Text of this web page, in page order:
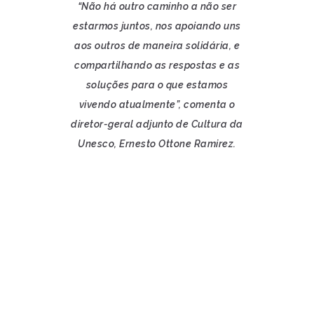
“Não há outro caminho a não ser
estarmos juntos, nos apoiando uns
aos outros de maneira solidária, e
compartilhando as respostas e as
soluções para o que estamos
vivendo atualmente”, comenta o
diretor-geral adjunto de Cultura da
Unesco, Ernesto Ottone Ramirez.